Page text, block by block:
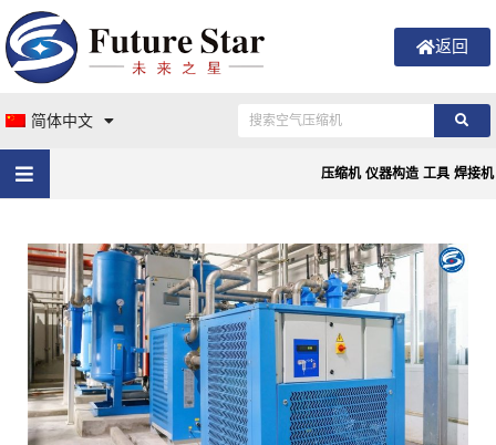
返回
简体中文
压缩机 仪器构造 工具 焊接机